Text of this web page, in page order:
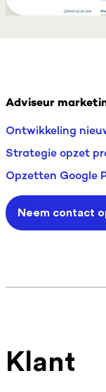
Adviseur
Ontwikkeling
Strategie opzet
Opzetten Google
Neem contact
Klant